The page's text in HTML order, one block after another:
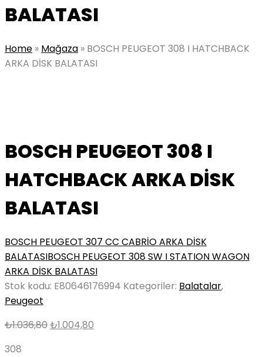
BALATASI
Home » Mağaza » BOSCH PEUGEOT 308 I HATCHBACK
ARKA DİSK BALATASI
BOSCH PEUGEOT 308 I
HATCHBACK ARKA DİSK
BALATASI
BOSCH PEUGEOT 307 CC CABRİO ARKA DİSK
BALATASIBOSCH PEUGEOT 308 SW I STATION WAGON
ARKA DİSK BALATASI
Stok kodu: E80646176994 Kategoriler: Balatalar,
Peugeot
₺1.036,80Orijinal
₺1.004,80
308